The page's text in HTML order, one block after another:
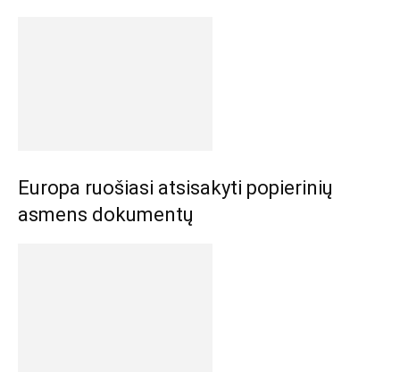
Europa ruošiasi atsisakyti popierinių
asmens dokumentų